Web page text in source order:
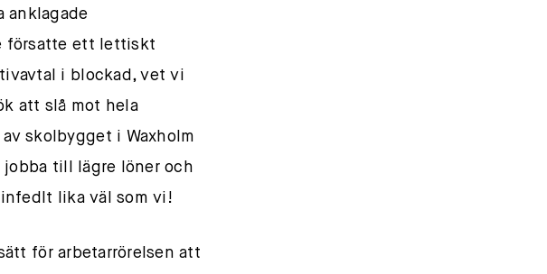
anklagade
försatte ett lettiskt
i blockad, vet vi
att slå mot hela
skolbygget i Waxholm
till lägre löner och
lika väl som vi!
för arbetarrörelsen att